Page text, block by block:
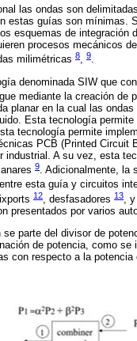
las ondas son
estas guías son mínimas.
esquemas de integración
procesos mecánicos
milimétricas 8, 9.
denominada SIW que
mediante la creación
planar en la cual las
Esta tecnología
tecnología permite
PCB (Printed Circuit
industrial. A su vez, esta
9. Adicionalmente, la
esta guía y circuitos
12, desfasadores 13,
presentados por varios
parte del divisor de
de potencia, como se
con respecto a la potencia